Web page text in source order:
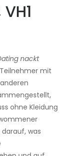
VH1
nackt
mit
ohne Kleidung
was